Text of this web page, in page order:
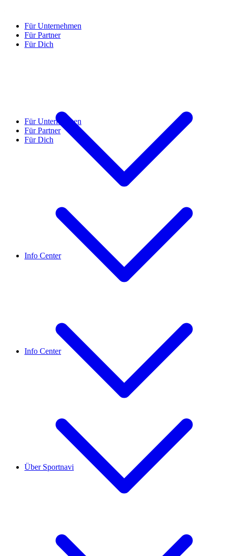
Für Unternehmen
Für Partner
Für Dich
Info Center
Über Sportnavi
Für Unternehmen
Für Partner
Für Dich
Info Center